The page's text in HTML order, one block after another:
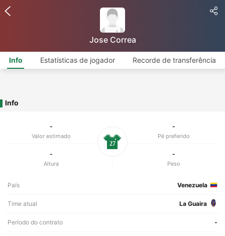
Jose Correa
Info Estatísticas de jogador Recorde de transferência
Info
-
Valor estimado
-
Pé preferido
-
Altura
-
Peso
27
País Venezuela
Time atual La Guaira
Período do contrato -